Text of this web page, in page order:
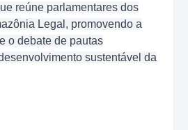
reúne parlamentares dos
Legal, promovendo a
o debate de pautas
sustentável da